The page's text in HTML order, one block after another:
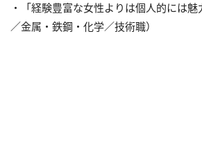
・「経験豊富な女性よりは個人的には
／金属・鉄鋼・化学／技術職）